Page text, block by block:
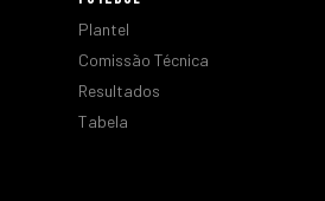
Plantel
Comissão Técnica
Resultados
Tabela